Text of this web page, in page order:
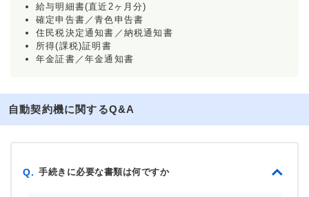
給与明細書(直近2ヶ月分)
確定申告書／青色申告書
住民税決定通知書／納税通知書
所得(課税)証明書
年金証書／年金通知書
自動契約機に関するQ&A
Q. 手続きに必要な書類は何ですか